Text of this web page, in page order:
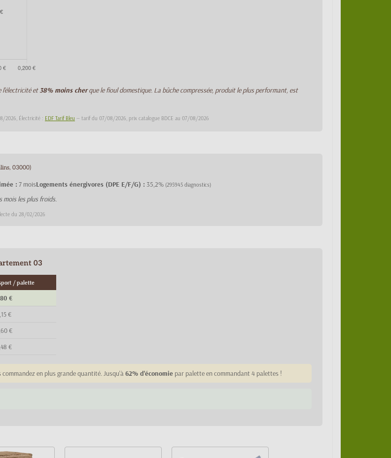
l'électricité et38% moins cherque le fioul domestique. La bûche compressée, produit le plus performant, est
2026, Électricité : EDF Tarif Bleu — tarif du 07/08/2026, prix catalogue BDCE au 07/08/2026
03000)
: 7 moisLogements énergivores (DPE E/F/G) : 35,2% (295945 diagnostics)
mois les plus froids.
du 28/02/2026
03
/ palette
€
€
€
€
en plus grande quantité. Jusqu'à62% d'économie par palette en commandant 4 palettes !